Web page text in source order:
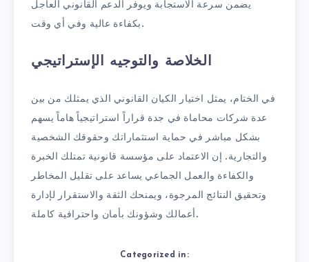
يضمن سرعة الاستجابة ويوفر الدعم القانوني العاجل
بكفاءة عالية وفي أي وقت.
الخلاصة والتوجيه الإستراتيجي
في الختام، يمثل اختيار الكيان القانوني الذي يمثلك من بين
عدة شركات محاماة في جدة قراراً استراتيجياً هاماً يسهم
بشكل مباشر في حماية استثماراتك وحقوقك الشخصية
والتجارية. إن الاعتماد على مؤسسة قانونية تمتلك الخبرة
والكفاءة والعمل الجماعي يساعد على تقليل المخاطر
وتحقيق النتائج المرجوة، ويمنحك الثقة والاستقرار لإدارة
أعمالك وشؤونك بأمان واحترافية كاملة.
Categorized in: